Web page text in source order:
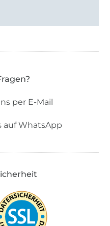
per E-Mail
auf WhatsApp